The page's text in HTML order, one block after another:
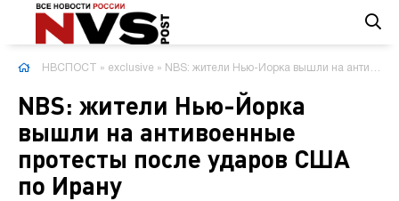
НВСПОСТ » exclusive » NBS: жители Нью-Йорка вышли на антивоенные протесты после ударов США по Ирану
NBS: жители Нью-Йорка
вышли на антивоенные
протесты после ударов США
по Ирану